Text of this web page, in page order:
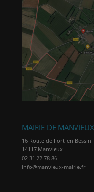
MAIRIE DE MANVIEUX
16 Route de Port-en-Bessin
14117 Manvieux
02 31 22 78 86
info@manvieux-mairie.fr